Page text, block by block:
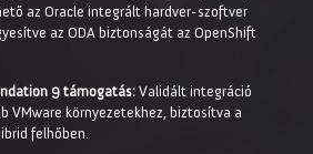
az Oracle integrált hardver-szoftver
az ODA biztonságát az OpenShift
9 támogatás: Validált integráció
VMware környezetekhez, biztosítva a
felhőben.